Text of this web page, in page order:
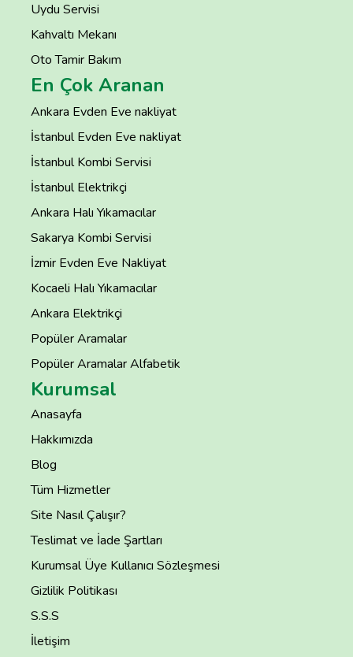
Uydu Servisi
Kahvaltı Mekanı
Oto Tamir Bakım
En Çok Aranan
Ankara Evden Eve nakliyat
İstanbul Evden Eve nakliyat
İstanbul Kombi Servisi
İstanbul Elektrikçi
Ankara Halı Yıkamacılar
Sakarya Kombi Servisi
İzmir Evden Eve Nakliyat
Kocaeli Halı Yıkamacılar
Ankara Elektrikçi
Popüler Aramalar
Popüler Aramalar Alfabetik
Kurumsal
Anasayfa
Hakkımızda
Blog
Tüm Hizmetler
Site Nasıl Çalışır?
Teslimat ve İade Şartları
Kurumsal Üye Kullanıcı Sözleşmesi
Gizlilik Politikası
S.S.S
İletişim